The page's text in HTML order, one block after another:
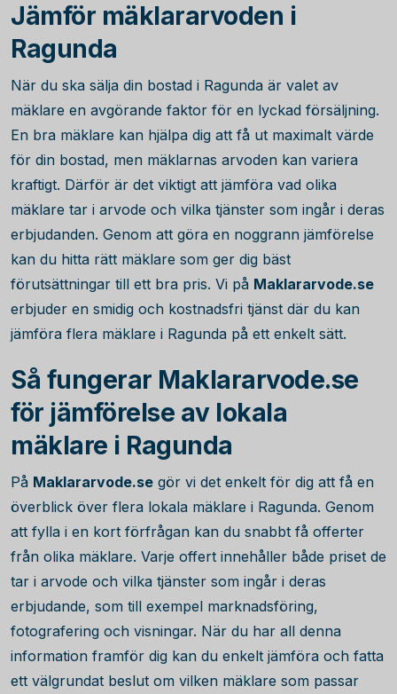
Jämför mäklararvoden i
Ragunda
När du ska sälja din bostad i Ragunda är valet av
mäklare en avgörande faktor för en lyckad försäljning.
En bra mäklare kan hjälpa dig att få ut maximalt värde
för din bostad, men mäklarnas arvoden kan variera
kraftigt. Därför är det viktigt att jämföra vad olika
mäklare tar i arvode och vilka tjänster som ingår i deras
erbjudanden. Genom att göra en noggrann jämförelse
kan du hitta rätt mäklare som ger dig bäst
förutsättningar till ett bra pris. Vi på Maklararvode.se
erbjuder en smidig och kostnadsfri tjänst där du kan
jämföra flera mäklare i Ragunda på ett enkelt sätt.
Så fungerar Maklararvode.se
för jämförelse av lokala
mäklare i Ragunda
På Maklararvode.se gör vi det enkelt för dig att få en
överblick över flera lokala mäklare i Ragunda. Genom
att fylla i en kort förfrågan kan du snabbt få offerter
från olika mäklare. Varje offert innehåller både priset de
tar i arvode och vilka tjänster som ingår i deras
erbjudande, som till exempel marknadsföring,
fotografering och visningar. När du har all denna
information framför dig kan du enkelt jämföra och fatta
ett välgrundat beslut om vilken mäklare som passar